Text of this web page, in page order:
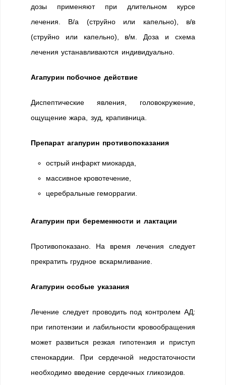
дозы применяют при длительном курсе
лечения. В/а (струйно или капельно), в/в
(струйно или капельно), в/м. Доза и схема
лечения устанавливаются индивидуально.
Агапурин побочное действие
Диспептические явления, головокружение,
ощущение жара, зуд, крапивница.
Препарат агапурин противопоказания
острый инфаркт миокарда,
массивное кровотечение,
церебральные геморрагии.
Агапурин при беременности и лактации
Противопоказано. На время лечения следует
прекратить грудное вскармливание.
Агапурин особые указания
Лечение следует проводить под контролем АД:
при гипотензии и лабильности кровообращения
может развиться резкая гипотензия и приступ
стенокардии. При сердечной недостаточности
необходимо введение сердечных гликозидов.